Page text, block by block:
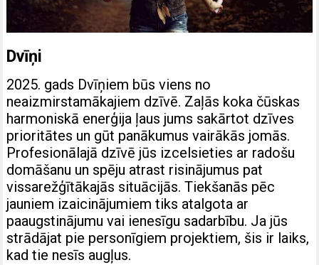
Dvīņi
2025. gads Dvīņiem būs viens no
neaizmirstamākajiem dzīvē. Zaļās koka čūskas
harmoniskā enerģija ļaus jums sakārtot dzīves
prioritātes un gūt panākumus vairākās jomās.
Profesionālajā dzīvē jūs izcelsieties ar radošu
domāšanu un spēju atrast risinājumus pat
vissarežģītākajās situācijās. Tiekšanās pēc
jauniem izaicinājumiem tiks atalgota ar
paaugstinājumu vai ienesīgu sadarbību. Ja jūs
strādājat pie personīgiem projektiem, šis ir laiks,
kad tie nesīs augļus.